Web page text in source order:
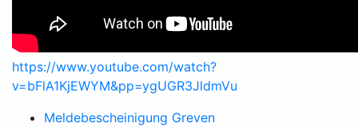
https://www.youtube.com/watch?
v=bFlA1KjEWYM&pp=ygUGR3JldmVu
Meldebescheinigung Greven